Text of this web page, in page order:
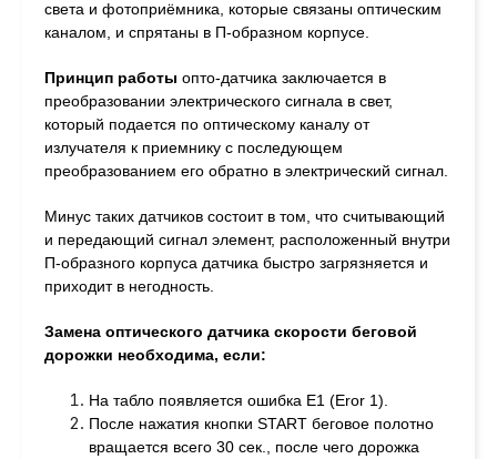
света и фотоприёмника, которые связаны оптическим
каналом, и спрятаны в П-образном корпусе.
Принцип работы опто-датчика заключается в
преобразовании электрического сигнала в свет,
который подается по оптическому каналу от
излучателя к приемнику с последующем
преобразованием его обратно в электрический сигнал.
Минус таких датчиков состоит в том, что считывающий
и передающий сигнал элемент, расположенный внутри
П-образного корпуса датчика быстро загрязняется и
приходит в негодность.
Замена оптического датчика скорости беговой
дорожки необходима, если:
На табло появляется ошибка Е1 (Eror 1).
После нажатия кнопки START беговое полотно
вращается всего 30 сек., после чего дорожка